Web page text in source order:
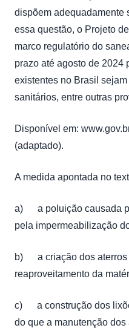
dispõem adequadamente
essa questão, o Projeto
marco regulatório do
prazo até agosto de 2024
existentes no Brasil
sanitários, entre outras
Disponível em:
(adaptado).
A medida apontada no
a) a poluição causada
pela impermeabilização
b) a criação dos aterros
reaproveitamento da
c) a construção dos
do que a manutenção dos